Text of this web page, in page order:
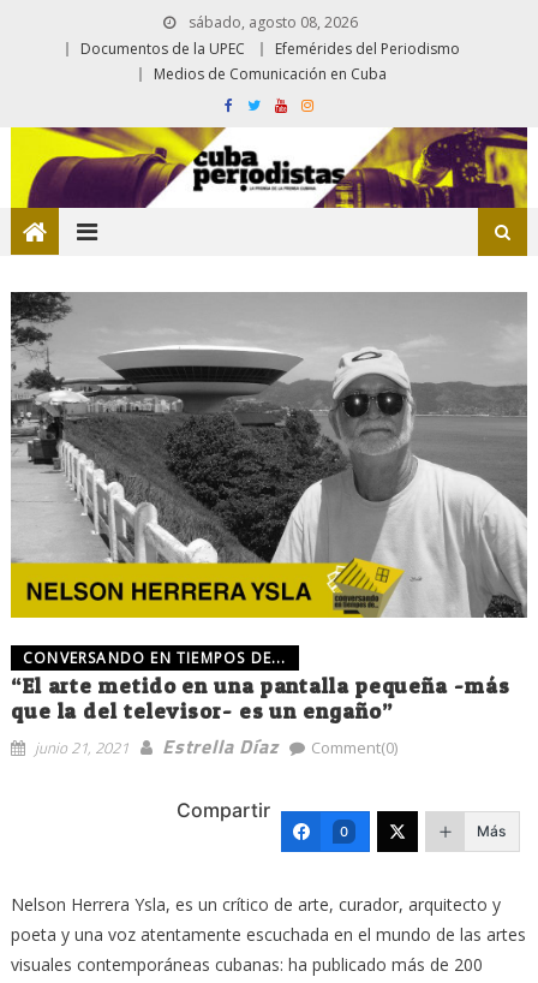
sábado, agosto 08, 2026
Documentos de la UPEC
Efemérides del Periodismo
Medios de Comunicación en Cuba
CONVERSANDO EN TIEMPOS DE...
“El arte metido en una pantalla pequeña -más
que la del televisor- es un engaño”
junio 21, 2021 Estrella Díaz Comment(0)
Compartir
0 Más
Nelson Herrera Ysla, es un crítico de arte, curador, arquitecto y
poeta y una voz atentamente escuchada en el mundo de las artes
visuales contemporáneas cubanas: ha publicado más de 200